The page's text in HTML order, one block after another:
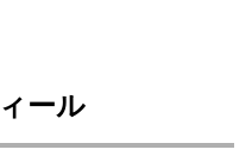
ール